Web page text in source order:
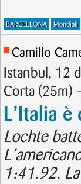
BARCELLONA Mondiali
Camillo
Istanbul, 12
Corta (25m)
L’Italia
Lochte
1:41.92.